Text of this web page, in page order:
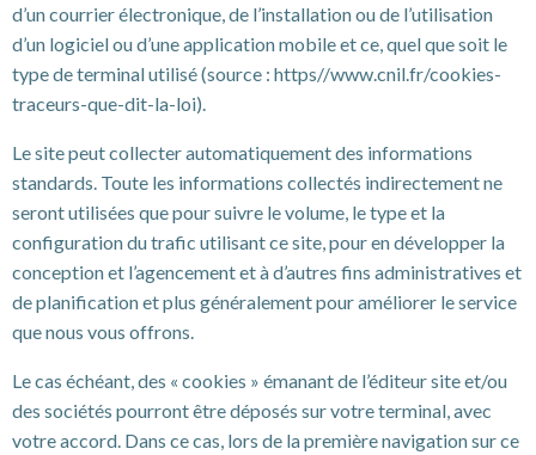
d’un courrier électronique, de l’installation ou de l’utilisation
d’un logiciel ou d’une application mobile et ce, quel que soit le
type de terminal utilisé (source : https//www.cnil.fr/cookies-
traceurs-que-dit-la-loi).
Le site peut collecter automatiquement des informations
standards. Toute les informations collectés indirectement ne
seront utilisées que pour suivre le volume, le type et la
configuration du trafic utilisant ce site, pour en développer la
conception et l’agencement et à d’autres fins administratives et
de planification et plus généralement pour améliorer le service
que nous vous offrons.
Le cas échéant, des « cookies » émanant de l’éditeur site et/ou
des sociétés pourront être déposés sur votre terminal, avec
votre accord. Dans ce cas, lors de la première navigation sur ce